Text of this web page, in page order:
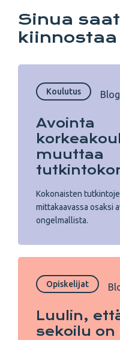
Sinua
kiinnostaa
Koulutus
Avointa
muuttaa
Kokonaisten
mittakaavassa osaksi
ongelmallista.
Opiskelijat
Luulin,
sekoilu